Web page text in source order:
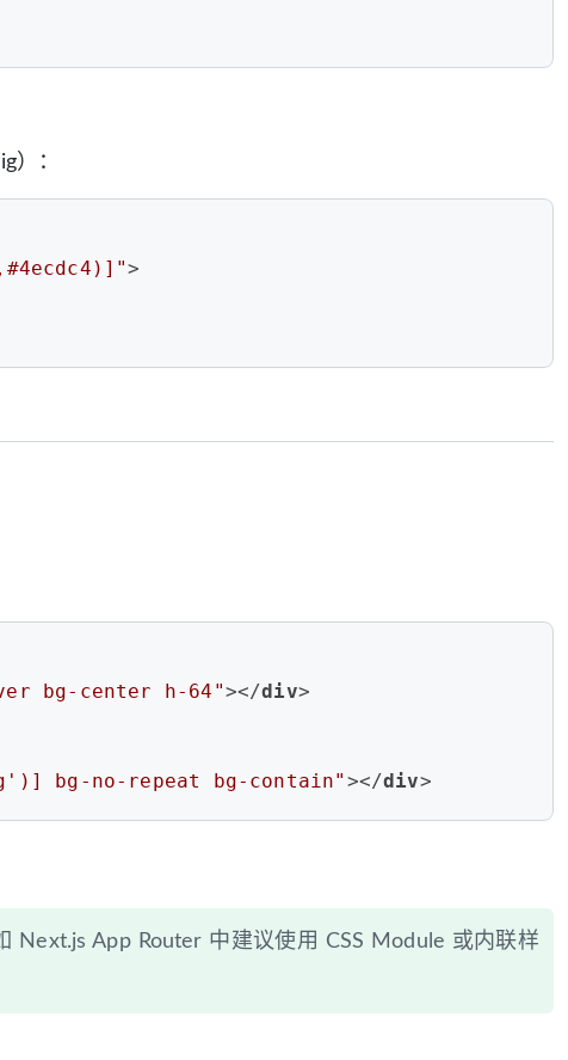
）：
>
bg-center h-64"></div>
bg-no-repeat bg-contain" ></div>
App Router 中建议使用 CSS Module 或内联样